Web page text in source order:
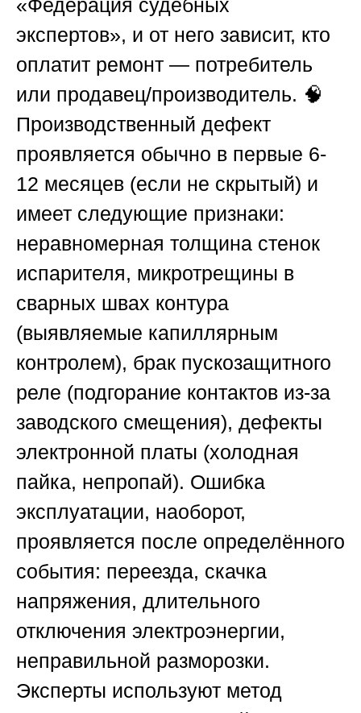
«Федерация судебных
экспертов», и от него зависит, кто
оплатит ремонт — потребитель
или продавец/производитель. 🧠
Производственный дефект
проявляется обычно в первые 6-
12 месяцев (если не скрытый) и
имеет следующие признаки:
неравномерная толщина стенок
испарителя, микротрещины в
сварных швах контура
(выявляемые капиллярным
контролем), брак пускозащитного
реле (подгорание контактов из-за
заводского смещения), дефекты
электронной платы (холодная
пайка, непропай). Ошибка
эксплуатации, наоборот,
проявляется после определённого
события: переезда, скачка
напряжения, длительного
отключения электроэнергии,
неправильной разморозки.
Эксперты используют метод